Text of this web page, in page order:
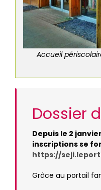
Accueil
Dossier
Depuis le 2
inscriptions se
https://
Grâce au portail